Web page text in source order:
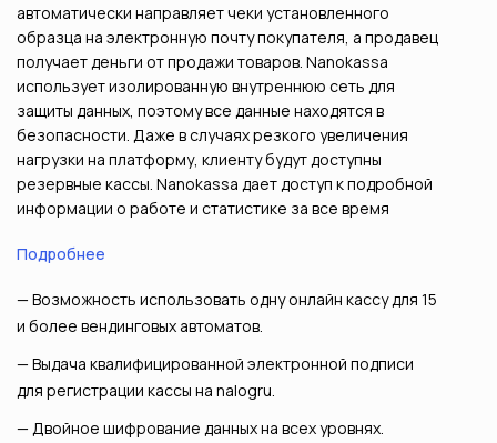
автоматически направляет чеки установленного
образца на электронную почту покупателя, а продавец
получает деньги от продажи товаров. Nanokassa
использует изолированную внутреннюю сеть для
защиты данных, поэтому все данные находятся в
безопасности. Даже в случаях резкого увеличения
нагрузки на платформу, клиенту будут доступны
резервные кассы. Nanokassa дает доступ к подробной
информации о работе и статистике за все время
Подробнее
Возможность использовать одну онлайн кассу для 15
и более вендинговых автоматов.
Выдача квалифицированной электронной подписи
для регистрации кассы на nalogru.
Двойное шифрование данных на всех уровнях.